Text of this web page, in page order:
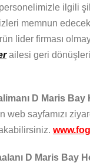
personelimizle ilgili
memnun
lider firması
ailesi geri
D Maris Bay
web sayfamızı
D Maris Bay